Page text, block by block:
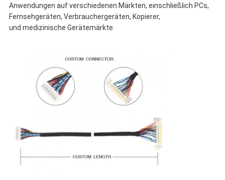
Anwendungen auf verschiedenen Märkten, einschließlich PCs,
Fernsehgeräten, Verbrauchergeräten, Kopierer,
und medizinische Gerätemärkte.